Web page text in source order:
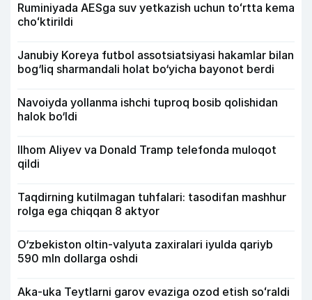
Ruminiyada AESga suv yetkazish uchun toʻrtta kema
choʻktirildi
Janubiy Koreya futbol assotsiatsiyasi hakamlar bilan
bog‘liq sharmandali holat bo‘yicha bayonot berdi
Navoiyda yollanma ishchi tuproq bosib qolishidan
halok bo‘ldi
Ilhom Aliyev va Donald Tramp telefonda muloqot
qildi
Taqdirning kutilmagan tuhfalari: tasodifan mashhur
rolga ega chiqqan 8 aktyor
O‘zbekiston oltin-valyuta zaxiralari iyulda qariyb
590 mln dollarga oshdi
Aka-uka Teytlarni garov evaziga ozod etish soʻraldi